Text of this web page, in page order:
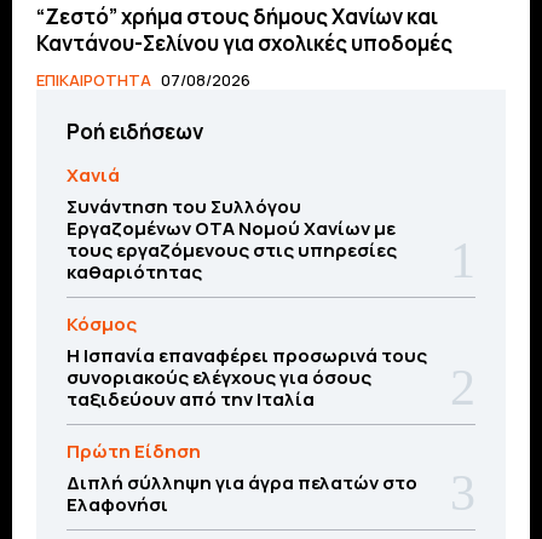
“Ζεστό” χρήμα στους δήμους Χανίων και
Καντάνου-Σελίνου για σχολικές υποδομές
ΕΠΙΚΑΙΡΟΤΗΤΑ 07/08/2026
Ροή ειδήσεων
Χανιά
Συνάντηση του Συλλόγου
Εργαζομένων ΟΤΑ Νομού Χανίων με
τους εργαζόμενους στις υπηρεσίες
καθαριότητας
Κόσμος
Η Ισπανία επαναφέρει προσωρινά τους
συνοριακούς ελέγχους για όσους
ταξιδεύουν από την Ιταλία
Πρώτη Είδηση
Διπλή σύλληψη για άγρα πελατών στο
Ελαφονήσι